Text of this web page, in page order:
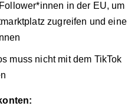
Follower*innen in der EU, um
zugreifen und eine
muss nicht mit dem TikTok